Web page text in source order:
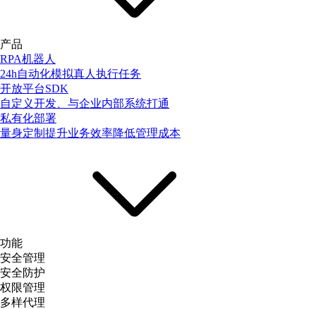
产品
RPA机器人
24h自动化模拟真人执行任务
开放平台SDK
自定义开发、与企业内部系统打通
私有化部署
量身定制提升业务效率降低管理成本
功能
安全管理
安全防护
权限管理
多样代理